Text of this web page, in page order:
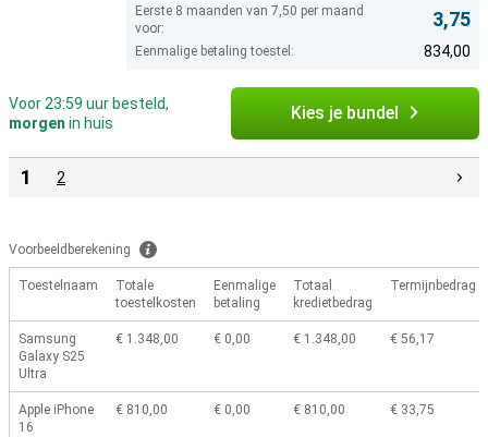
Eerste 8 maanden van 7,50 per maand
voor:
3,75
Eenmalige betaling toestel: 834,00
Voor 23:59 uur besteld,
morgen in huis Kies je bundel
1 2
Voorbeeldberekening
Toestelnaam
Totale
toestelkosten
Eenmalige
betaling
Totaal
kredietbedrag
Termijnbedrag
Samsung
Galaxy S25
Ultra
€ 1.348,00 € 0,00 € 1.348,00 € 56,17
Apple iPhone
16
€ 810,00 € 0,00 € 810,00 € 33,75